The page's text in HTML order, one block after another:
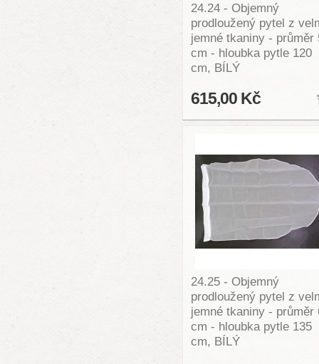
24.24 - Objemný
prodloužený pytel z
jemné tkaniny - průměr
cm - hloubka pytle 120
cm, BÍLÝ
615,00 Kč
24.25 - Objemný
prodloužený pytel z
jemné tkaniny - průměr
cm - hloubka pytle 135
cm, BÍLÝ